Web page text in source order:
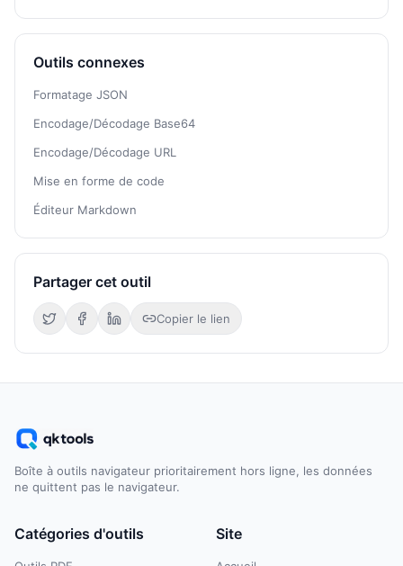
Outils connexes
Formatage JSON
Encodage/Décodage Base64
Encodage/Décodage URL
Mise en forme de code
Éditeur Markdown
Partager cet outil
Copier le lien
Boîte à outils navigateur prioritairement hors ligne, les données
ne quittent pas le navigateur.
Catégories d'outils Site